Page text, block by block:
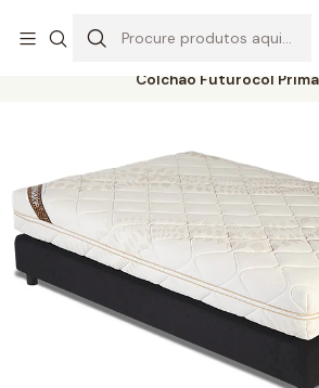
Colchão Futurocol